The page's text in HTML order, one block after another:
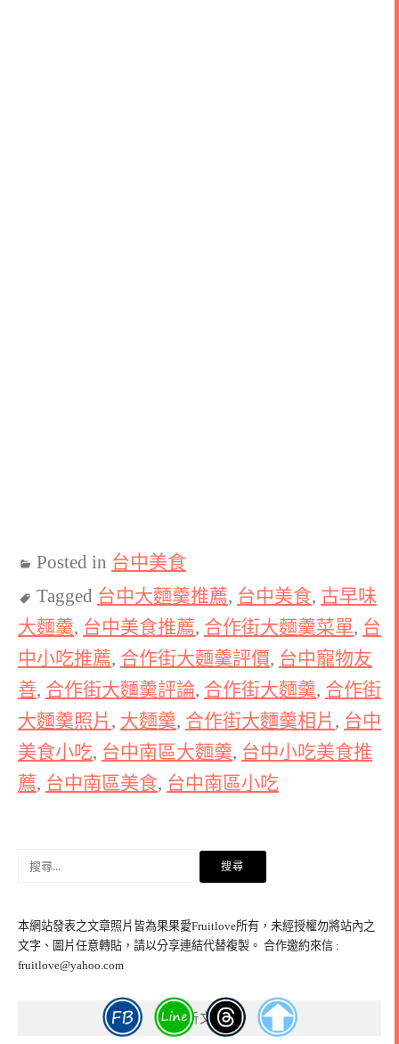
Posted in 台中美食
Tagged 台中大麵羹推薦, 台中美食, 古早味
大麵羹, 台中美食推薦, 合作街大麵羹菜單, 台
中小吃推薦, 合作街大麵羹評價, 台中寵物友
善, 合作街大麵羹評論, 合作街大麵羹, 合作街
大麵羹照片 , 大麵羹, 合作街大麵羹相片 , 台中
美食小吃, 台中南區大麵羹, 台中小吃美食推
薦, 台中南區美食, 台中南區小吃
鍵
字:
本網站發表之文章照片皆為果果愛Fruitlove所有，未經授權勿將站內之
文字、圖片任意轉貼，請以分享連結代替複製。 合作邀約來信 :
fruitlove@yahoo.com
最新文章